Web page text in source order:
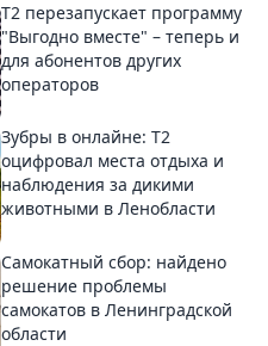
Т2 перезапускает программу
"Выгодно вместе" – теперь и
для абонентов других
операторов
Зубры в онлайне: Т2
оцифровал места отдыха и
наблюдения за дикими
животными в Ленобласти
Самокатный сбор: найдено
решение проблемы
самокатов в Ленинградской
области